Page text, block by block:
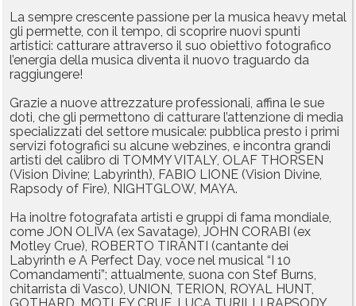
Calendario
Annunci
La sempre crescente passione per la musica heavy metal
gli permette, con il tempo, di scoprire nuovi spunti
artistici: catturare attraverso il suo obiettivo fotografico
l’energia della musica diventa il nuovo traguardo da
raggiungere!
Grazie a nuove attrezzature professionali, affina le sue
doti, che gli permettono di catturare l’attenzione di media
specializzati del settore musicale: pubblica presto i primi
servizi fotografici su alcune webzines, e incontra grandi
artisti del calibro di TOMMY VITALY, OLAF THORSEN
(Vision Divine; Labyrinth), FABIO LIONE (Vision Divine,
Rapsody of Fire), NIGHTGLOW, MAYA.
Ha inoltre fotografata artisti e gruppi di fama mondiale,
come JON OLIVA (ex Savatage), JOHN CORABI (ex
Motley Crue), ROBERTO TIRANTI (cantante dei
Labyrinth e A Perfect Day, voce nel musical “I 10
Comandamenti”; attualmente, suona con Stef Burns,
chitarrista di Vasco), UNION, TERION, ROYAL HUNT,